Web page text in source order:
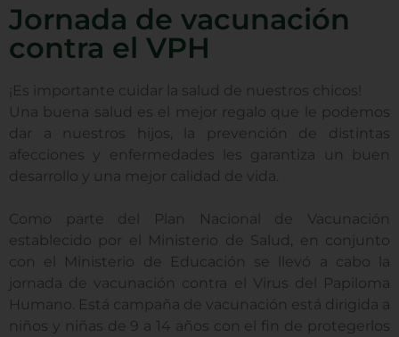
Jornada de vacunación
contra el VPH
¡Es importante cuidar la salud de nuestros chicos!
Una buena salud es el mejor regalo que le podemos
dar a nuestros hijos, la prevención de distintas
afecciones y enfermedades les garantiza un buen
desarrollo y una mejor calidad de vida.
Como parte del Plan Nacional de Vacunación
establecido por el Ministerio de Salud, en conjunto
con el Ministerio de Educación se llevó a cabo la
jornada de vacunación contra el Virus del Papiloma
Humano. Está campaña de vacunación está dirigida a
niños y niñas de 9 a 14 años con el fin de protegerlos